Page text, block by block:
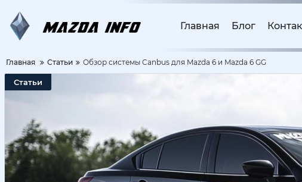
Главная Блог
Главная Статьи Обзор системы Canbus для Mazda 6 и Mazda 6 GG
Статьи